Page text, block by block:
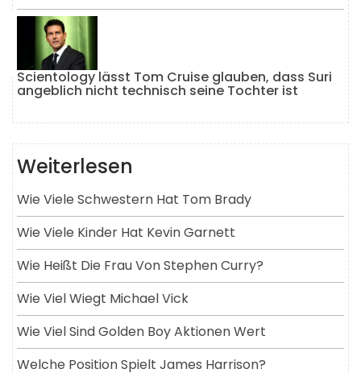
Scientology lässt Tom Cruise glauben, dass Suri
angeblich nicht technisch seine Tochter ist
Weiterlesen
Wie Viele Schwestern Hat Tom Brady
Wie Viele Kinder Hat Kevin Garnett
Wie Heißt Die Frau Von Stephen Curry?
Wie Viel Wiegt Michael Vick
Wie Viel Sind Golden Boy Aktionen Wert
Welche Position Spielt James Harrison?